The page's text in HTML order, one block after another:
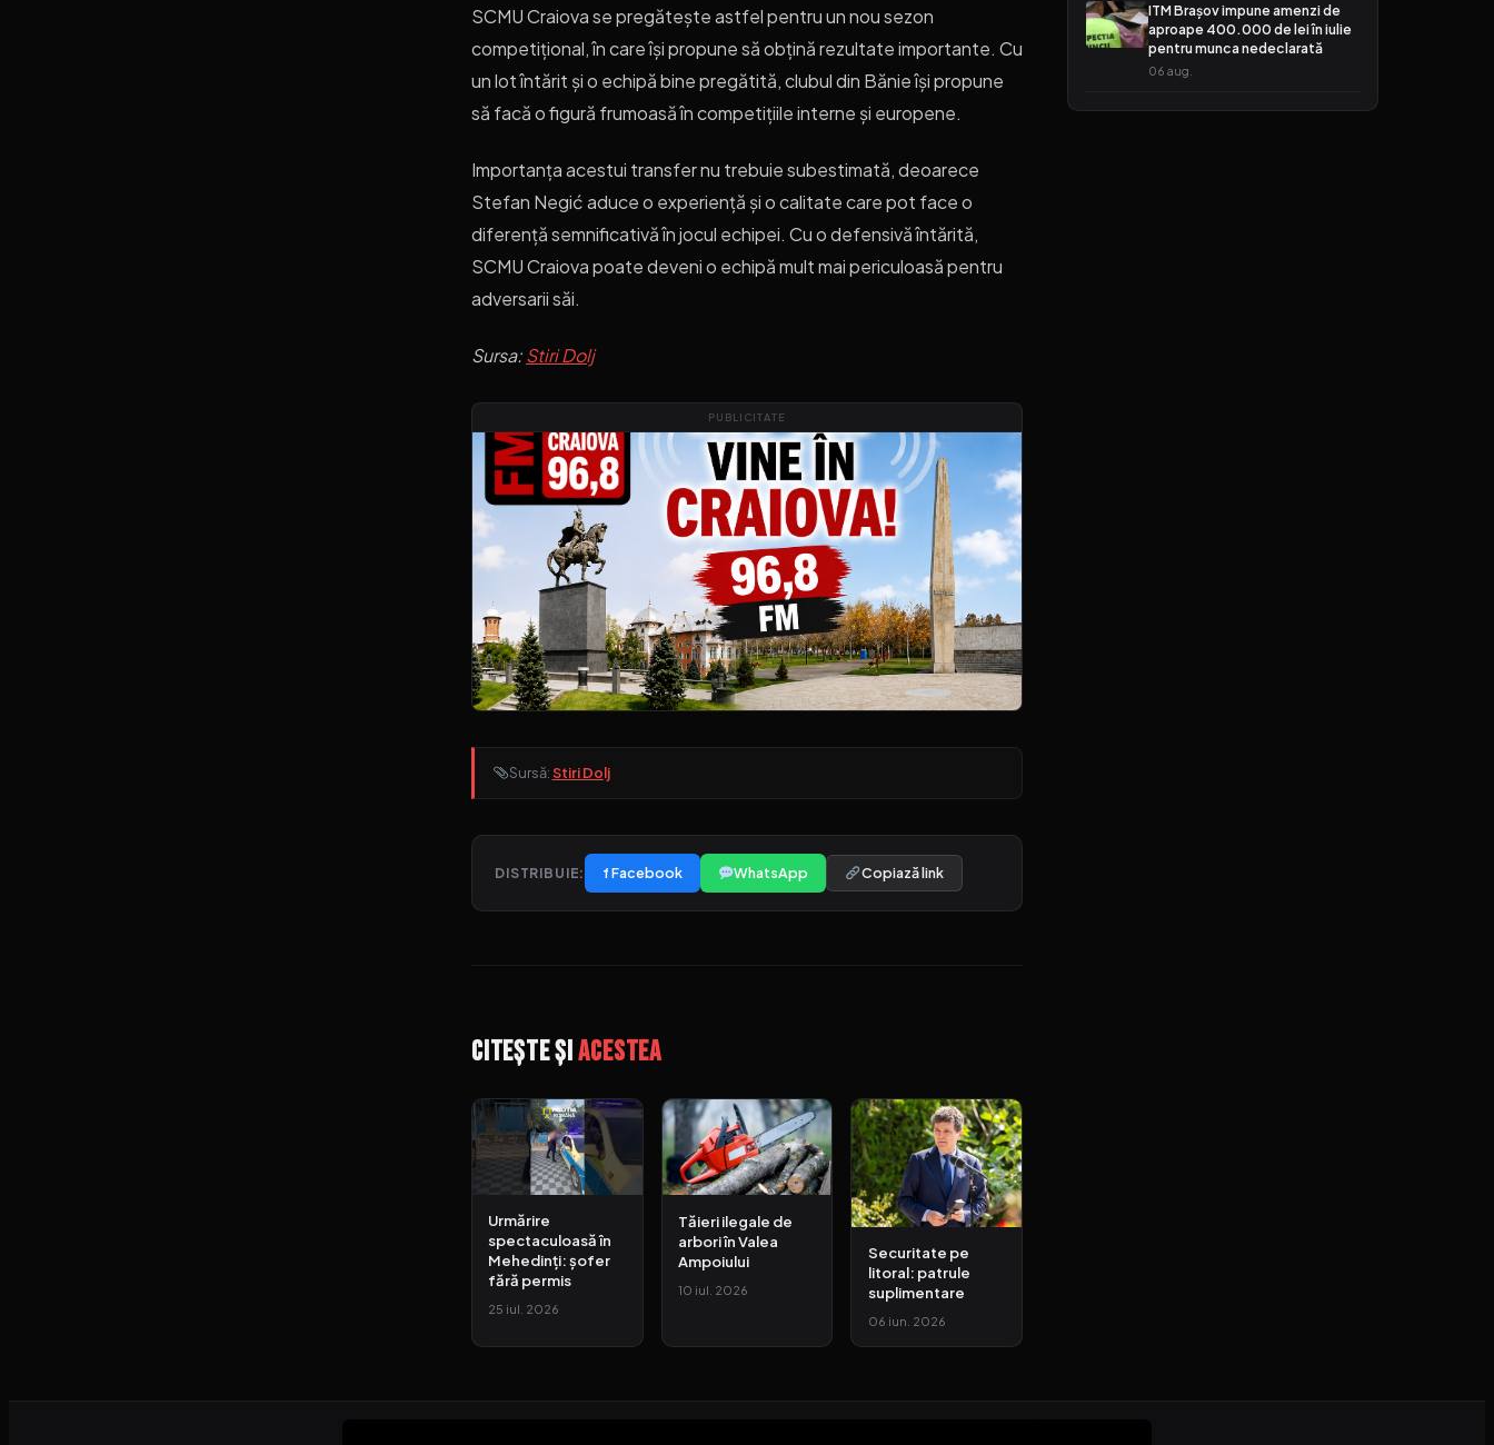
SCMU Craiova se pregătește astfel pentru un nou sezon
competițional, în care își propune să obțină rezultate importante. Cu
un lot întărit și o echipă bine pregătită, clubul din Bănie își propune
să facă o figură frumoasă în competițiile interne și europene.
Importanța acestui transfer nu trebuie subestimată, deoarece
Stefan Negić aduce o experiență și o calitate care pot face o
diferență semnificativă în jocul echipei. Cu o defensivă întărită,
SCMU Craiova poate deveni o echipă mult mai periculoasă pentru
adversarii săi.
Sursa:Stiri Dolj
PUBLICITATE
Sursă:Stiri Dolj
DISTRIBUIE: f Facebook WhatsApp Copiază link
Citește șiacestea
Urmărire
spectaculoasă în
Mehedinți: șofer
fără permis
25 iul. 2026
Tăieri ilegale de
arbori în Valea
Ampoiului
10 iul. 2026
Securitate pe
litoral: patrule
suplimentare
06 iun. 2026
ITM Brașov impune amenzi de
aproape 400.000 de lei în iulie
pentru munca nedeclarată
06 aug.